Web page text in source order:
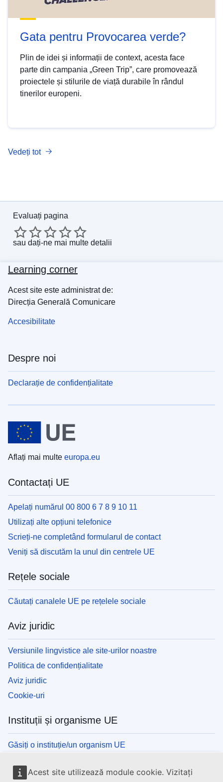
Acest site utilizează module cookie. Vizitați
Gata pentru Provocarea verde?
Plin de idei și informații de context, acesta face
parte din campania „Green Trip”, care promovează
proiectele și stilurile de viață durabile în rândul
tinerilor europeni.
Vedeți tot
Evaluați pagina
sau dați-ne mai multe detalii
Learning corner
Acest site este administrat de:
Direcția Generală Comunicare
Accesibilitate
Despre noi
Declarație de confidențialitate
Aflați mai multe europa.eu
Contactați UE
Apelați numărul 00 800 6 7 8 9 10 11
Utilizați alte opțiuni telefonice
Scrieți-ne completând formularul de contact
Veniți să discutăm la unul din centrele UE
Rețele sociale
Căutați canalele UE pe rețelele sociale
Aviz juridic
Versiunile lingvistice ale site-urilor noastre
Politica de confidențialitate
Aviz juridic
Cookie-uri
Instituții și organisme UE
Găsiți o instituție/un organism UE